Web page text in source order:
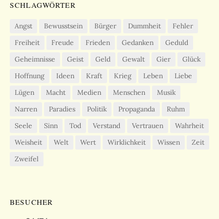
SCHLAGWÖRTER
Angst Bewusstsein Bürger Dummheit
Fehler
Freiheit
Freude Frieden Gedanken
Geduld
Geheimnisse
Geist Geld Gewalt Gier
Glück
Hoffnung
Ideen Kraft Krieg Leben
Liebe
Lügen
Macht Medien Menschen
Musik
Narren
Paradies Politik Propaganda
Ruhm
Seele
Sinn Tod Verstand Vertrauen
Wahrheit
Weisheit
Welt Wert Wirklichkeit Wissen
Zeit
Zweifel
BESUCHER